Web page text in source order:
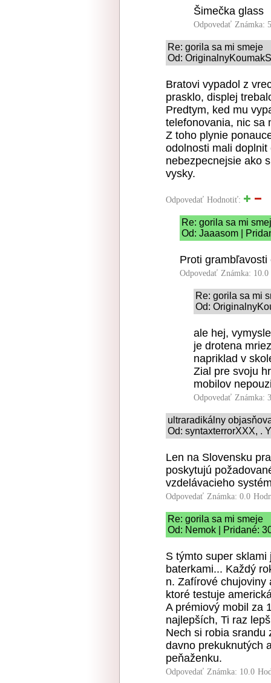
Šimečka glass
Odpovedať Známka:
Re: gorila sa mi smeje
Od:
Bratovi vypadol z
prasklo, displej
Predtym, ked mu
telefonovania, nic sa
Z toho plynie
odolnosti mali
nebezpecnejsie ako
vysky.
Odpovedať Hodnotiť:
Re: gorila sa mi
Od: Jaaasom |
Proti
Odpovedať Známka: 10.0
Re: gorila sa mi
Od:
ale hej,
je drotena
napriklad v
Zial pre svoju
mobilov
Odpovedať Známka:
ultraradikálny
Od: syntaxterrorXXX, .
Len na Slovensku
poskytujú
vzdelávacieho
Odpovedať Známka: 0.0
Re: gorila sa mi smeje
Od: Nemok | Pridané:
S týmto super
baterkami... Každý
n. Zafírové chujoviny
ktoré testuje
A prémiový mobil za
najlepších, Ti raz
Nech si robia srandu
davno prekuknutých
peňaženku.
Odpovedať Známka: 10.0